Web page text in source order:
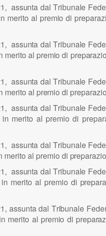
1, assunta dal Tribunale Fede
n merito al premio di preparazi
1, assunta dalTribunale Fede
merito al premio di preparazio
1, assunta dalTribunale Fede
merito al premio di preparazio
1, assunta dalTribunale Fede
in merito al premio di prep
1, assunta dalTribunale Fede
merito al premio di preparazio
1, assunta dal Tribunale Fede
in merito al premio di prepa
1, assunta dal Tribunale Fede
in merito al premio di preparaz